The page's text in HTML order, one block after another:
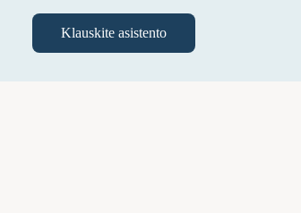
Klauskite asistento